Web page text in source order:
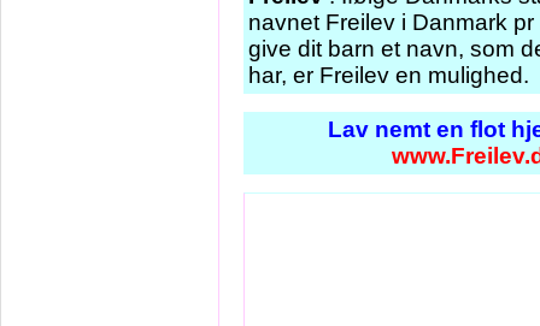
navnet Freilev i Danmark
give dit barn et navn, som
har, er Freilev en mulighed.
Lav nemt en flot